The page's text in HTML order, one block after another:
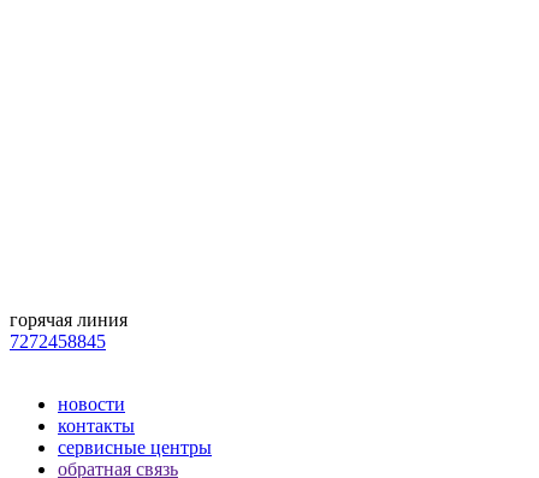
горячая линия
7272458845
новости
контакты
сервисные центры
обратная связь